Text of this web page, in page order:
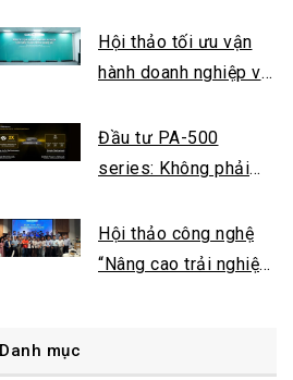
Hội thảo tối ưu vận
hành doanh nghiệp với
số tại Cần Thơ
Đầu tư PA-500
series: Không phải
tiết kiệm dài hạn cho
doanh nghiệp của bạn
Hội thảo công nghệ
“Nâng cao trải nghiệm
Danh mục